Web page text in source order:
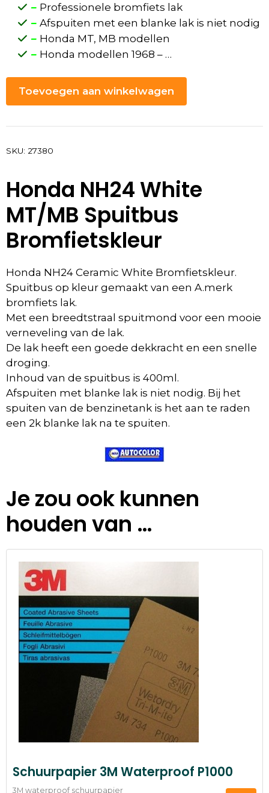
– Professionele bromfiets lak
–Afspuiten met een blanke lak is niet nodig
– Honda MT, MB modellen
– Honda modellen 1968 – …
Toevoegen aan winkelwagen
SKU: 27380
Honda NH24 White
MT/MB Spuitbus
Bromfietskleur
Honda NH24 Ceramic White Bromfietskleur.
Spuitbus op kleur gemaakt van een A.merk
bromfiets lak.
Met een breedtstraal spuitmond voor een mooie
verneveling van de lak.
De lak heeft een goede dekkracht en een snelle
droging.
Inhoud van de spuitbus is 400ml.
Afspuiten met blanke lak is niet nodig. Bij het
spuiten van de benzinetank is het aan te raden
een 2k blanke lak na te spuiten.
Je zou ook kunnen
houden van …
Schuurpapier 3M Waterproof P1000
3M waterproof schuurpapier